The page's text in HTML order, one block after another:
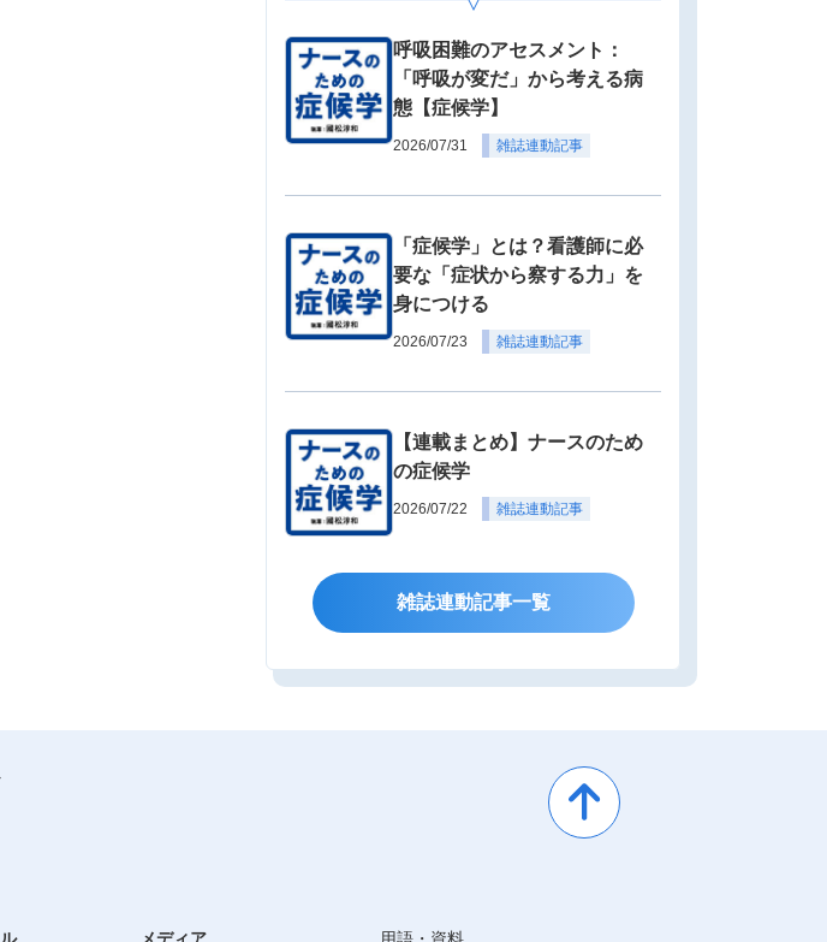
呼吸困難のアセスメント：
「呼吸が変だ」から考える病
態【症候学】
2026/07/31 雑誌連動記事
「症候学」とは？看護師に必
要な「症状から察する力」を
身につける
2026/07/23 雑誌連動記事
【連載まとめ】ナースのため
の症候学
2026/07/22 雑誌連動記事
雑誌連動記事一覧
メディア 用語・資料